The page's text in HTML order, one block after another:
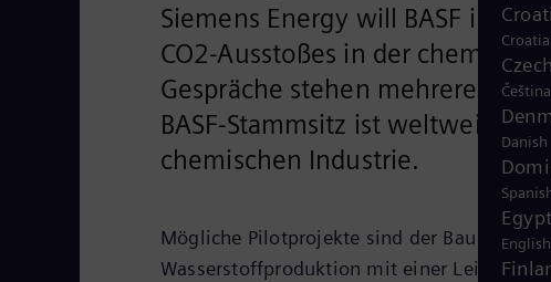
Siemens Energy will BASF ihre
CO2-Ausstoßes in der
Gespräche stehen mehrere
BASF-Stammsitz ist weltweit
chemischen Industrie.
Mögliche Pilotprojekte sind der Bau eines
Wasserstoffproduktion mit einer Leistung
Čeština
Danish
Egypt
English